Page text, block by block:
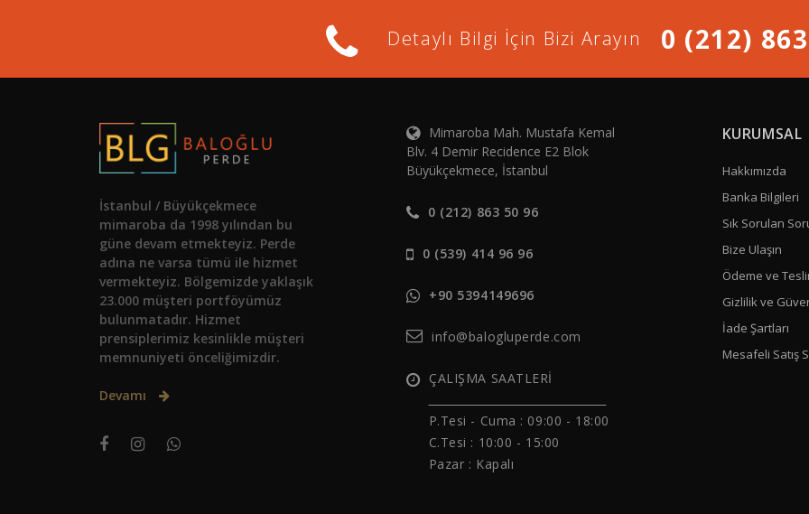
Detaylı Bilgi İçin Bizi Arayın 0 (212)
İstanbul / Büyükçekmece
mimaroba da 1998 yılından bu
güne devam etmekteyiz. Perde
adına ne varsa tümü ile hizmet
vermekteyiz. Bölgemizde yaklaşık
23.000 müşteri portföyümüz
bulunmatadır. Hizmet
prensiplerimiz kesinlikle müşteri
memnuniyeti önceliğimizdir.
Devamı
Mimaroba Mah. Mustafa Kemal
Blv. 4 Demir Recidence E2 Blok
Büyükçekmece, İstanbul
0 (212) 863 50 96
0 (539) 414 96 96
+90 5394149696
info@balogluperde.com
ÇALIŞMA SAATLERİ
P.Tesi - Cuma : 09:00 - 18:00
C.Tesi : 10:00 - 15:00
Pazar : Kapalı
KURUMSAL
Hakkımızda
Banka Bilgileri
Sık Sorulan
Bize Ulaşın
Ödeme ve
Gizlilik ve
İade Şartları
Mesafeli Satış